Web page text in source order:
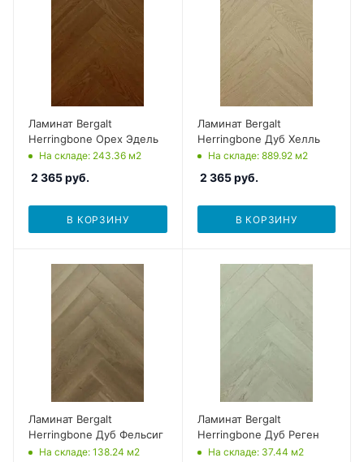
Ламинат Bergalt
Herringbone Орех Эдель
На складе: 243.36 м2
2 365руб.
В КОРЗИНУ
Ламинат Bergalt
Herringbone Дуб Хелль
На складе: 889.92 м2
2 365руб.
В КОРЗИНУ
Ламинат Bergalt
Herringbone Дуб Фельсиг
На складе: 138.24 м2
Ламинат Bergalt
Herringbone Дуб Реген
На складе: 37.44 м2